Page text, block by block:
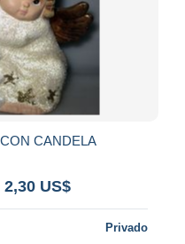
CANDELA
2,30 US$
Privado